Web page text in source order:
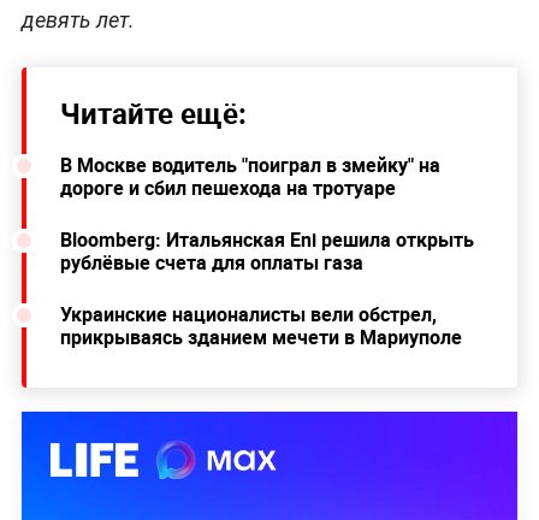
девять лет.
Читайте ещё:
В Москве водитель "поиграл в змейку" на
дороге и сбил пешехода на тротуаре
Bloomberg: Итальянская Eni решила открыть
рублёвые счета для оплаты газа
Украинские националисты вели обстрел,
прикрываясь зданием мечети в Мариуполе